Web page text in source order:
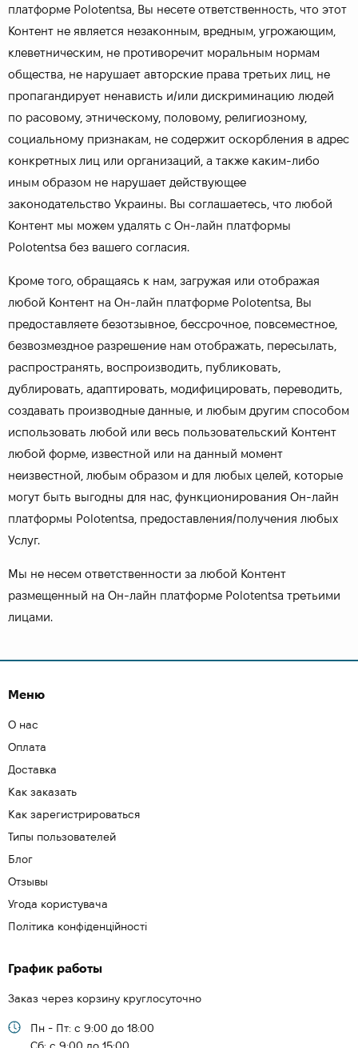
платформе Polotentsa, Вы несете ответственность, что этот
Контент не является незаконным, вредным, угрожающим,
клеветническим, не противоречит моральным нормам
общества, не нарушает авторские права третьих лиц, не
пропагандирует ненависть и/или дискриминацию людей
по расовому, этническому, половому, религиозному,
социальному признакам, не содержит оскорбления в адрес
конкретных лиц или организаций, а также каким-либо
иным образом не нарушает действующее
законодательство Украины. Вы соглашаетесь, что любой
Контент мы можем удалять с Он-лайн платформы
Polotentsa без вашего согласия.
Кроме того, обращаясь к нам, загружая или отображая
любой Контент на Oн-лайн платформе Polotentsa, Вы
предоставляете безотзывное, бессрочное, повсеместное,
безвозмездное разрешение нам отображать, пересылать,
распространять, воспроизводить, публиковать,
дублировать, адаптировать, модифицировать, переводить,
создавать производные данные, и любым другим способом
использовать любой или весь пользовательский Контент
любой форме, известной или на данный момент
неизвестной, любым образом и для любых целей, которые
могут быть выгодны для нас, функционирования Он-лайн
платформы Polotentsa, предоставления/получения любых
Услуг.
Мы не несем ответственности за любой Контент
размещенный на Он-лайн платформе Polotentsa третьими
лицами.
Меню
О нас
Оплата
Доставка
Как заказать
Как зарегистрироваться
Типы пользователей
Блог
Отзывы
Угода користувача
Політика конфіденційності
График работы
Заказ через корзину круглосуточно
Пн - Пт: с 9:00 до 18:00